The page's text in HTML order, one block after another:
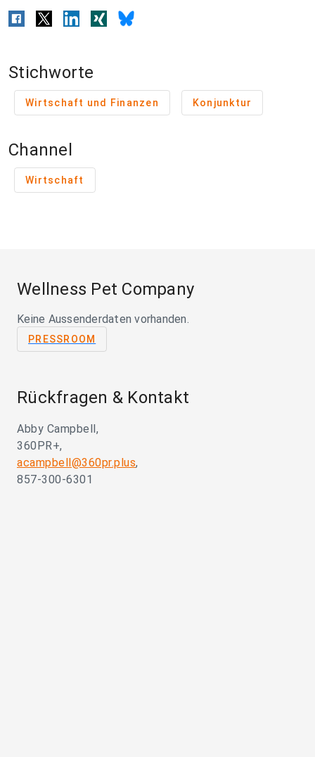
Stichworte
Wirtschaft und Finanzen Konjunktur
Channel
Wirtschaft
Wellness Pet Company
Keine Aussenderdaten vorhanden.
PRESSROOM
Rückfragen & Kontakt
Abby Campbell,
360PR+,
acampbell@360pr.plus,
857-300-6301